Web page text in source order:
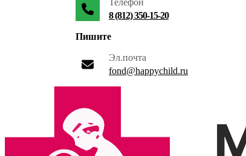
Телефон
8 (812) 350-15-20
Пишите
Эл.почта
fond@happychild.ru